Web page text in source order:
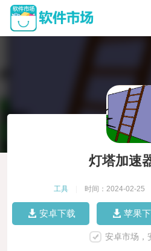
灯塔加速
工具 时间：2024-02-25
安卓下载 苹果
安卓市场，